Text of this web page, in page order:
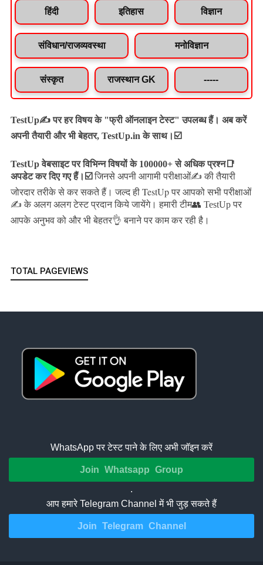
हिंदी इतिहास विज्ञान
संविधान/राजव्यवस्था मनोविज्ञान
संस्कृत राजस्थान GK -----
TestUp✍️ पर हर विषय के "फ्री ऑनलाइन टेस्ट" उपलब्ध हैं। अब करें
अपनी तैयारी और भी बेहतर, TestUp.in के साथ।☑️
TestUp वेबसाइट पर विभिन्न विषयों के 100000+ से अधिक प्रश्न📑
अपडेट कर दिए गए हैं। ☑️ जिनसे अपनी आगामी परीक्षाओं✍️ की तैयारी
जोरदार तरीके से कर सकते हैं।जल्द ही TestUp पर आपको सभी परीक्षाओं
✍️ के अलग अलग टेस्ट प्रदान किये जायेंगे। हमारी टीम👥 TestUp पर
आपके अनुभव को और भी बेहतर👌 बनाने पर काम कर रही है।
TOTAL PAGEVIEWS
WhatsApp पर टेस्ट पाने के लिए अभी जॉइन करें
Join Whatsapp Group
.
आप हमारे Telegram Channel में भी जुड़ सकते हैं
Join Telegram Channel